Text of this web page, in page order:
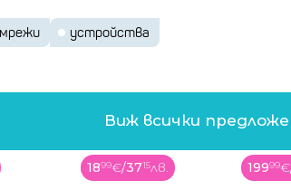
устройства
Виж всички
1899€/3715лв. 19999€